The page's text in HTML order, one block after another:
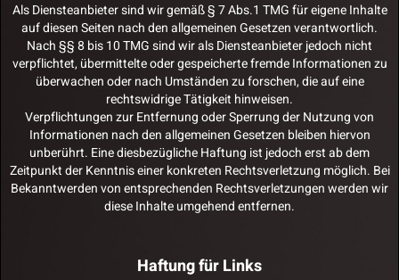
Als Diensteanbieter sind wir gemäß § 7 Abs.1 TMG für eigene Inhalte
auf diesen Seiten nach den allgemeinen Gesetzen verantwortlich.
Nach §§ 8 bis 10 TMG sind wir als Diensteanbieter jedoch nicht
verpflichtet, übermittelte oder gespeicherte fremde Informationen zu
überwachen oder nach Umständen zu forschen, die auf eine
rechtswidrige Tätigkeit hinweisen.
Verpflichtungen zur Entfernung oder Sperrung der Nutzung von
Informationen nach den allgemeinen Gesetzen bleiben hiervon
unberührt. Eine diesbezügliche Haftung ist jedoch erst ab dem
Zeitpunkt der Kenntnis einer konkreten Rechtsverletzung möglich. Bei
Bekanntwerden von entsprechenden Rechtsverletzungen werden wir
diese Inhalte umgehend entfernen.
Haftung für Links